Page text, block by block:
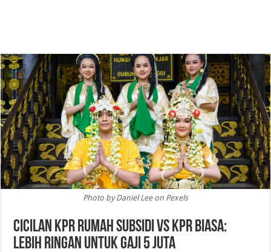
Photo by Daniel Lee on Pexels
Cicilan KPR Rumah Subsidi vs KPR Biasa:
Lebih Ringan untuk Gaji 5 Juta